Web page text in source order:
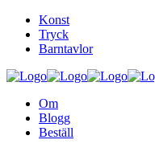
Konst
Tryck
Barntavlor
Om
Blogg
Beställ